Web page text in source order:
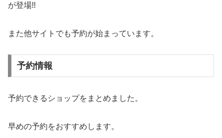
が登場!!
また他サイトでも予約が始まっています。
予約情報
予約できるショップをまとめました。
早めの予約をおすすめします。